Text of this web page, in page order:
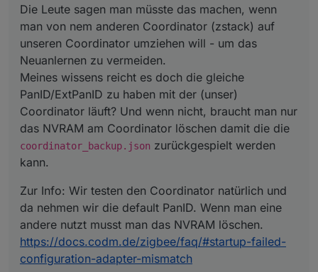
Die Leute sagen man müsste das machen, wenn
man von nem anderen Coordinator (zstack) auf
unseren Coordinator umziehen will - um das
Neuanlernen zu vermeiden.
Meines wissens reicht es doch die gleiche
PanID/ExtPanID zu haben mit der (unser)
Coordinator läuft? Und wenn nicht, braucht man nur
das NVRAM am Coordinator löschen damit die die
coordinator_backup.json zurückgespielt werden
kann.
Zur Info: Wir testen den Coordinator natürlich und
da nehmen wir die default PanID. Wenn man eine
andere nutzt musst man das NVRAM löschen.
https://docs.codm.de/zigbee/faq/#startup-failed-
configuration-adapter-mismatch